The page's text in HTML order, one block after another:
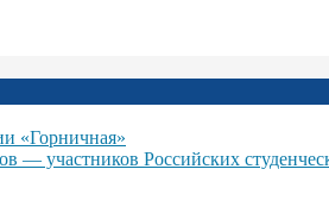
«Горничная»
— участников Российских